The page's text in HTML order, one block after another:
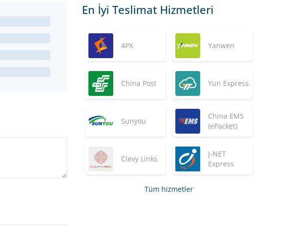
En İyi Teslimat Hizmetleri
4PX Yanwen
China Post Yun Express
Sunyou
China EMS
(ePacket)
Clevy Links
J-NET
Express
Tüm hizmetler